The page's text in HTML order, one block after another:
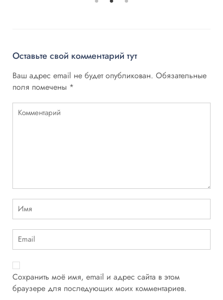
Оставьте свой комментарий тут
Ваш адрес email не будет опубликован. Обязательные
поля помечены *
Сохранить моё имя, email и адрес сайта в этом
браузере для последующих моих комментариев.